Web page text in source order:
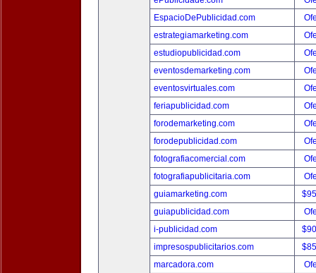
EspacioDePublicidad.com
estrategiamarketing.com
estudiopublicidad.com
eventosdemarketing.com
eventosvirtuales.com
feriapublicidad.com
forodemarketing.com
forodepublicidad.com
fotografiacomercial.com
fotografiapublicitaria.com
guiamarketing.com
guiapublicidad.com
i-publicidad.com
impresospublicitarios.com
marcadora.com